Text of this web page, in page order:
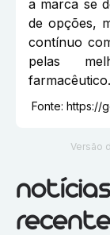
a marca se
de opções,
contínuo
pelas
farmacêutico.
Fonte: https://
Versão
notícias